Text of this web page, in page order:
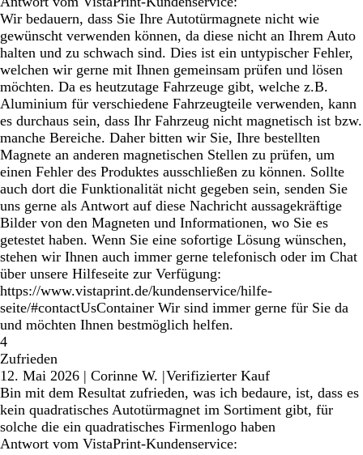
Wir bedauern, dass Sie Ihre Autotürmagnete nicht wie
gewünscht verwenden können, da diese nicht an Ihrem Auto
halten und zu schwach sind. Dies ist ein untypischer Fehler,
welchen wir gerne mit Ihnen gemeinsam prüfen und lösen
möchten. Da es heutzutage Fahrzeuge gibt, welche z.B.
Aluminium für verschiedene Fahrzeugteile verwenden, kann
es durchaus sein, dass Ihr Fahrzeug nicht magnetisch ist bzw.
manche Bereiche. Daher bitten wir Sie, Ihre bestellten
Magnete an anderen magnetischen Stellen zu prüfen, um
einen Fehler des Produktes ausschließen zu können. Sollte
auch dort die Funktionalität nicht gegeben sein, senden Sie
uns gerne als Antwort auf diese Nachricht aussagekräftige
Bilder von den Magneten und Informationen, wo Sie es
getestet haben. Wenn Sie eine sofortige Lösung wünschen,
stehen wir Ihnen auch immer gerne telefonisch oder im Chat
über unsere Hilfeseite zur Verfügung:
https://www.vistaprint.de/kundenservice/hilfe-
seite/#contactUsContainer Wir sind immer gerne für Sie da
und möchten Ihnen bestmöglich helfen.
4
Zufrieden
12. Mai 2026 | Corinne W. |Verifizierter Kauf
Bin mit dem Resultat zufrieden, was ich bedaure, ist, dass es
kein quadratisches Autotürmagnet im Sortiment gibt, für
solche die ein quadratisches Firmenlogo haben
Antwort vom VistaPrint-Kundenservice: